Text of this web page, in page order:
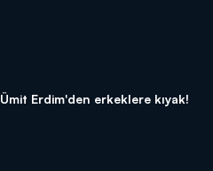
Ümit Erdim'den erkeklere kıyak!